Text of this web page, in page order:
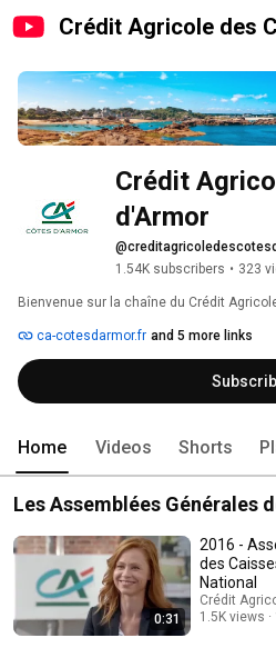
Crédit Agricole des
Crédit
d'Armor
1.54K subscribers • 323
Bienvenue sur la chaîne du Crédit
ca-cotesdarmor.fr and 5 more links
Home Videos Shorts
Les Assemblées Générales
0:31
2016 -
des
National
Crédit
1.5K views